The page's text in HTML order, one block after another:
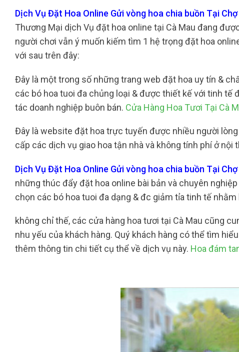
Dịch Vụ Đặt Hoa Online Gửi vòng hoa chia buồn Tại
Thương Mại dịch Vụ đặt hoa online tại Cà Mau đang
người chơi vẫn ý muốn kiếm tìm 1 hệ trọng đặt hoa
với sau trên đây:
Đây là một trong số những trang web đặt hoa uy tín &
các bó hoa tuoi đa chủng loại & được thiết kế với tinh
tác doanh nghiệp buôn bán. Cửa Hàng Hoa Tươi Tại Cà
Đây là website đặt hoa trực tuyến được nhiều người
cấp các dịch vụ giao hoa tận nhà và không tính phí ở nội
Dịch Vụ Đặt Hoa Online Gửi vòng hoa chia buồn Tại
những thúc đẩy đặt hoa online bài bản và chuyên
chọn các bó hoa tuoi đa dạng & đc giảm tỉa tinh tế
không chỉ thế, các cửa hàng hoa tươi tại Cà Mau cũng
nhu yếu của khách hàng. Quý khách hàng có thể tìm
thêm thông tin chi tiết cụ thể về dịch vụ này. Hoa đám